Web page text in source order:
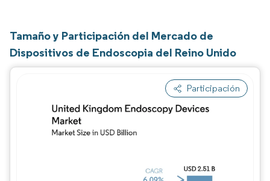
Tamaño y Participación del Mercado de
Dispositivos de Endoscopia del Reino Unido
Participación